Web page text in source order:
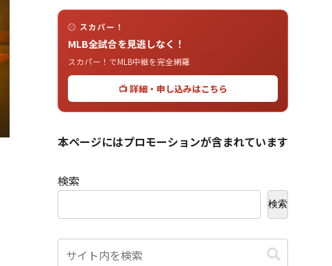
⚾ スカパー！
MLB全試合を見逃しなく！
スカパー！でMLB中継を完全網羅
📺 詳細・申し込みはこちら
本ページにはプロモーションが含まれています
検索
検索